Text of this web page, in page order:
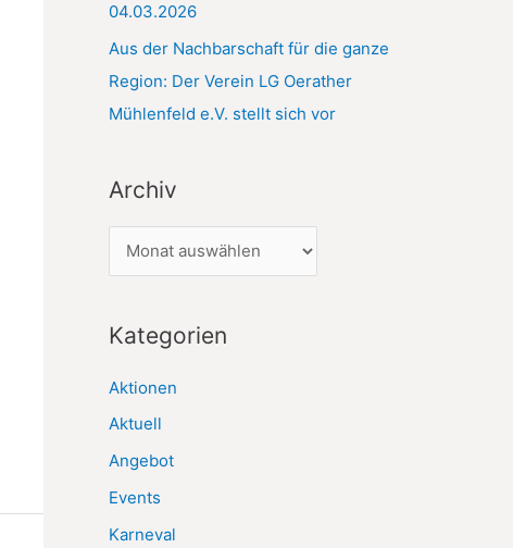
04.03.2026
Aus der Nachbarschaft für die ganze
Region: Der Verein LG Oerather
Mühlenfeld e.V. stellt sich vor
Archiv
r
h
Kategorien
Aktionen
Aktuell
Angebot
Events
Karneval